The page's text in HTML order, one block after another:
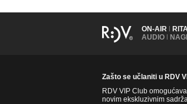
ON-AIR |
AUDIO |
Zašto se učlaniti u RDV
RDV VIP Club
novim ekskluzivnim